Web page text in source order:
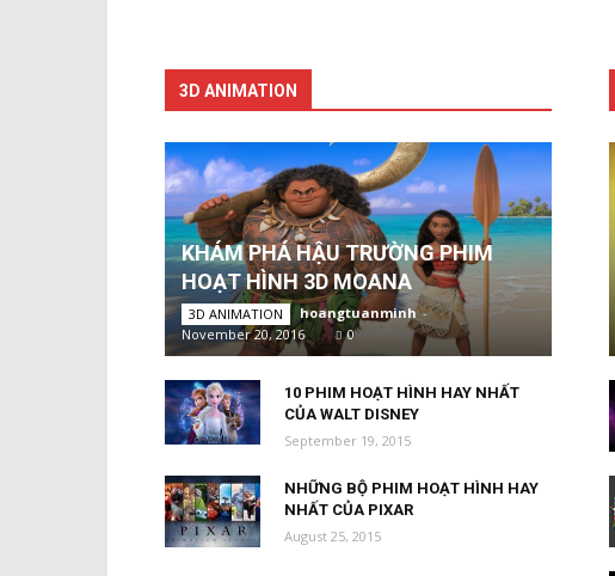
3D ANIMATION
KHÁM PHÁ HẬU TRƯỜNG PHIM
HOẠT HÌNH 3D MOANA
3D ANIMATION hoangtuanminh -
November 20, 2016
0
10 PHIM HOẠT HÌNH HAY NHẤT
CỦA WALT DISNEY
September 19, 2015
NHỮNG BỘ PHIM HOẠT HÌNH HAY
NHẤT CỦA PIXAR
August 25, 2015